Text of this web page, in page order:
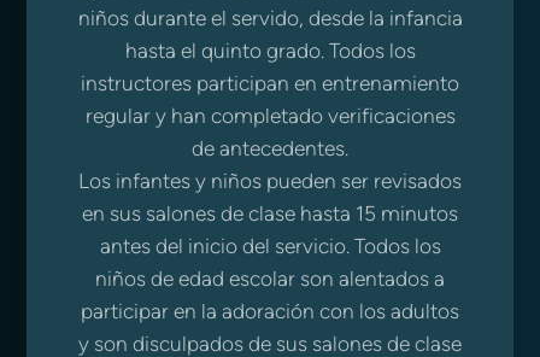
niños durante el servido, desde la infancia
hasta el quinto grado. Todos los
instructores participan en entrenamiento
regular y han completado verificaciones
de antecedentes.
Los infantes y niños pueden ser revisados
en sus salones de clase hasta 15 minutos
antes del inicio del servicio. Todos los
niños de edad escolar son alentados a
participar en la adoración con los adultos
y son disculpados de sus salones de clase